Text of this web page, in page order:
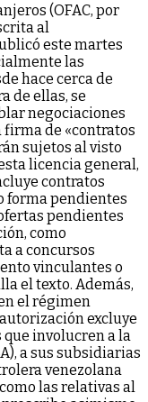
(OFAC, por
al
este martes
las
hace cerca de
de ellas, se
negociaciones
firma de «contratos
sujetos al visto
licencia general,
contratos
forma pendientes
pendientes
como
a concursos
vinculantes o
el texto. Además,
el régimen
excluye
involucren a la
a sus subsidiarias
venezolana
las relativas al